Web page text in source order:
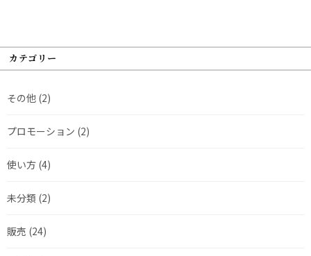
カテゴリー
その他 (2)
プロモーション (2)
使い方 (4)
未分類 (2)
販売 (24)